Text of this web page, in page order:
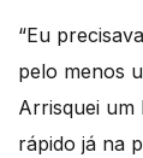
“Eu
pelo menos
Arrisquei um
rápido já na